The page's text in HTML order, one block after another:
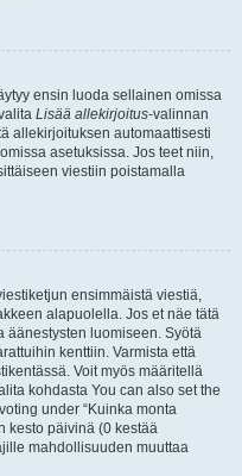
ensin luoda sellainen omissa
Lisää allekirjoitus-valinnan
allekirjoituksen automaattisesti
asetuksissa. Jos teet niin,
viestiin poistamalla
ensimmäistä viestiä,
alapuolella. Jos et näe tätä
äänestysten luomiseen. Syötä
kenttiin. Varmista että
Voit myös määritellä
kohdasta You can also set the
under “Kuinka monta
kesto päivinä (0 kestää
mahdollisuuden muuttaa